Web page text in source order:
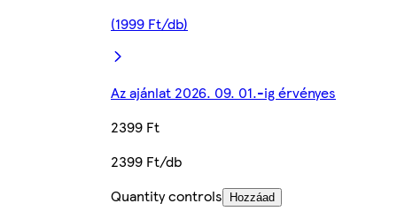
(1999 Ft/db)
Az ajánlat 2026. 09. 01.-ig érvényes
2399 Ft
2399 Ft/db
Quantity controls
Hozzáad